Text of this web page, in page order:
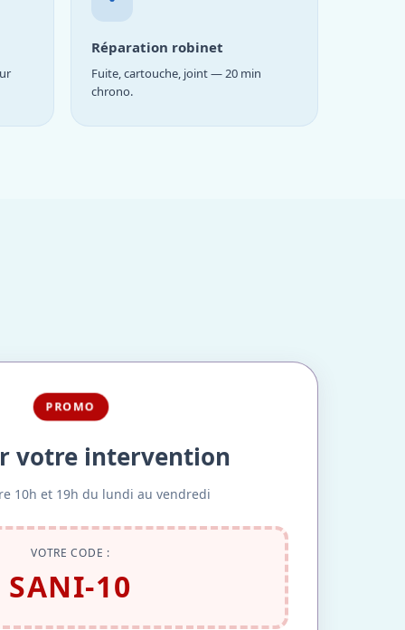
Réparation robinet
Fuite, cartouche, joint — 20 min
chrono.
PROMO
votre intervention
10h et 19h du lundi au vendredi
VOTRE CODE :
SANI-10